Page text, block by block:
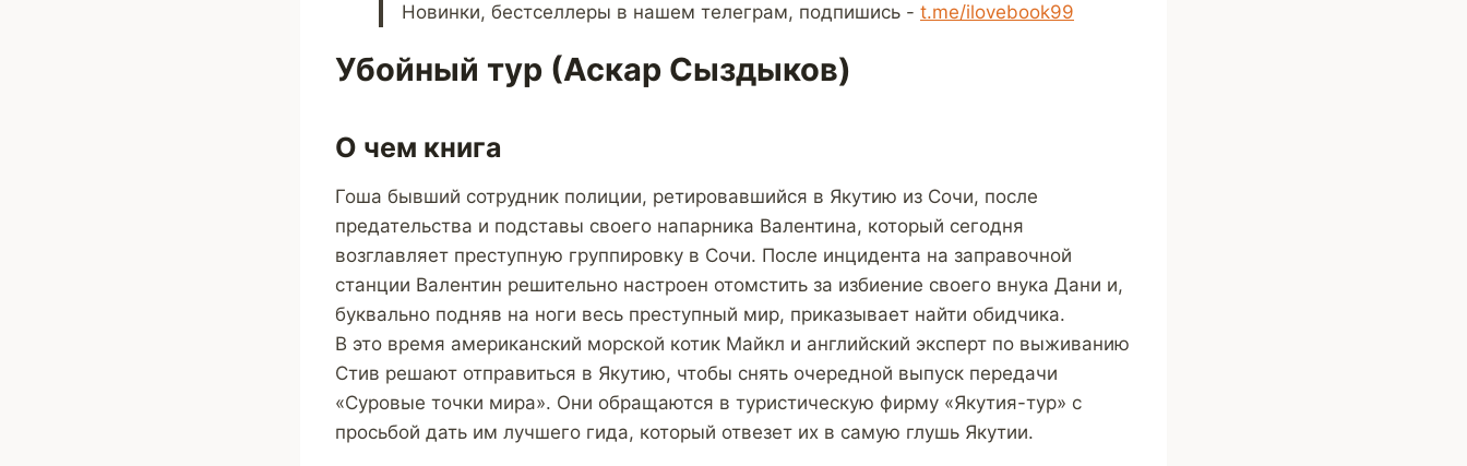
Новинки, бестселлеры в нашем телеграм, подпишись - t.me/ilovebook99
Убойный тур (Аскар Сыздыков)
О чем книга
Гоша бывший сотрудник полиции, ретировавшийся в Якутию из Сочи, после
предательства и подставы своего напарника Валентина, который сегодня
возглавляет преступную группировку в Сочи. После инцидента на заправочной
станции Валентин решительно настроен отомстить за избиение своего внука Дани и,
буквально подняв на ноги весь преступный мир, приказывает найти обидчика.
В это время американский морской котик Майкл и английский эксперт по выживанию
Стив решают отправиться в Якутию, чтобы снять очередной выпуск передачи
«Суровые точки мира». Они обращаются в туристическую фирму «Якутия-тур» с
просьбой дать им лучшего гида, который отвезет их в самую глушь Якутии.